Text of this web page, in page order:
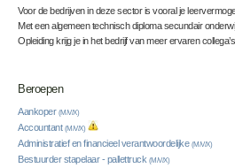
Voor de bedrijven in deze sector is vooral je
Met een algemeen technisch diploma secundair
Opleiding krijg je in het bedrijf van meer ervaren collega’s.
Beroepen
Aankoper (M/V/X)
Accountant (M/V/X)
Administratief en financieel verantwoordelijke (M/V/X)
Bestuurder stapelaar - pallettruck (M/V/X)